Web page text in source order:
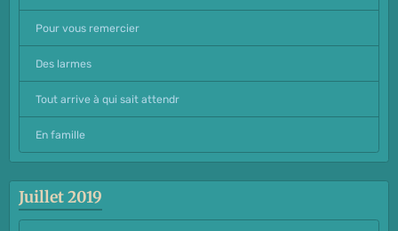
Pour vous remercier
Des larmes
Tout arrive à qui sait attendr
En famille
Juillet 2019